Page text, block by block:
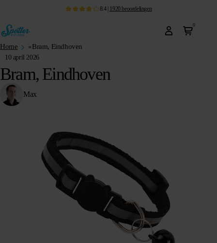
8.4| 1920beoordelingen
0
Home »Bram, Eindhoven
10 april 2026
Bram, Eindhoven
Max